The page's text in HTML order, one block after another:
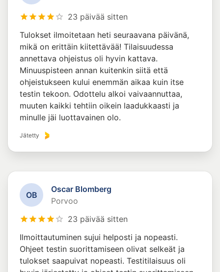
23 päivää sitten
Tulokset ilmoitetaan heti seuraavana päivänä,
mikä on erittäin kiitettävää! Tilaisuudessa
annettava ohjeistus oli hyvin kattava.
Minuuspisteen annan kuitenkin siitä että
ohjeistukseen kului enemmän aikaa kuin itse
testin tekoon. Odottelu alkoi vaivaannuttaa,
muuten kaikki tehtiin oikein laadukkaasti ja
minulle jäi luottavainen olo.
Jätetty
OB
Oscar Blomberg
Porvoo
23 päivää sitten
Ilmoittautuminen sujui helposti ja nopeasti.
Ohjeet testin suorittamiseen olivat selkeät ja
tulokset saapuivat nopeasti. Testitilaisuus oli